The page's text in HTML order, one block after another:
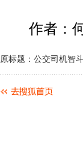
作者：何
原标题：公交司机智